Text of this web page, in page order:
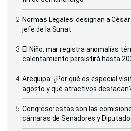
Normas Legales: designan a
jefe de la Sunat
El Niño: mar registra anomalías
calentamiento persistirá hasta
Arequipa: ¿Por qué es especial
agosto y qué atractivos destacan?
Congreso: estas son las
cámaras de Senadores y